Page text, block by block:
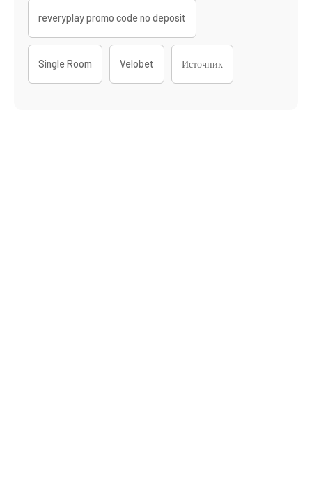
reveryplay promo code no deposit
Single Room Velobet Источник